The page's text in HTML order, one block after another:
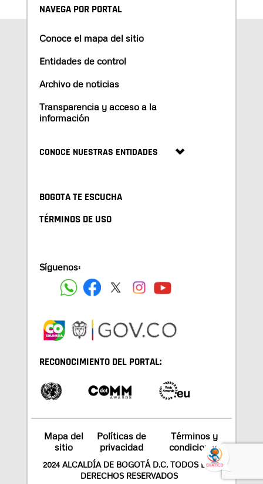
NAVEGA POR PORTAL
Conoce el mapa del sitio
Entidades de control
Archivo de noticias
Transparencia y acceso a la
información
CONOCE NUESTRAS ENTIDADES
BOGOTA TE ESCUCHA
TÉRMINOS DE USO
Síguenos:
RECONOCIMIENTO DEL PORTAL:
Mapa del
sitio
Políticas de
privacidad
Términos y
condiciones
2024 ALCALDÍA DE BOGOTÁ D.C. TODOS LOS
DERECHOS RESERVADOS